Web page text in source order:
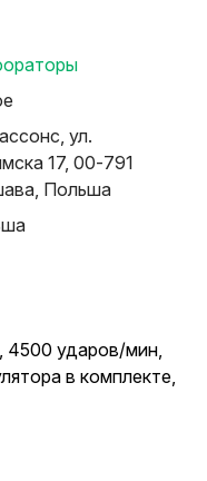
ул.
17, 00-791
Польша
4500 ударов/мин,
в комплекте,